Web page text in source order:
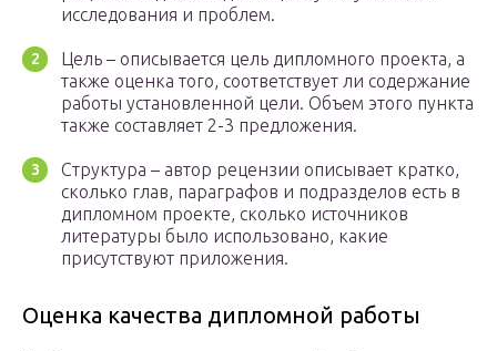
исследования и проблем.
Цель – описывается цель дипломного проекта, а
также оценка того, соответствует ли содержание
работы установленной цели. Объем этого пункта
также составляет 2-3 предложения.
Структура – автор рецензии описывает кратко,
сколько глав, параграфов и подразделов есть в
дипломном проекте, сколько источников
литературы было использовано, какие
присутствуют приложения.
Оценка качества дипломной работы